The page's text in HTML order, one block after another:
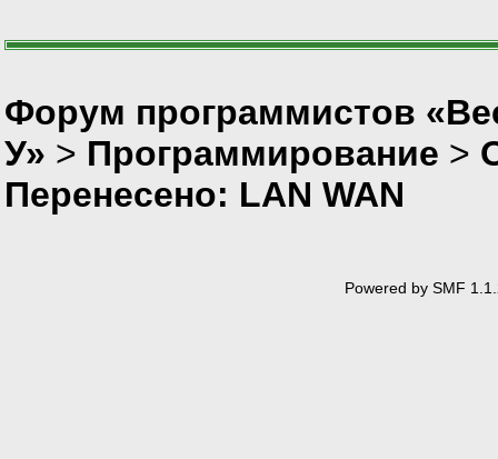
Форум программистов
У» > Программирование >
Перенесено: LAN WAN
Powered by SMF